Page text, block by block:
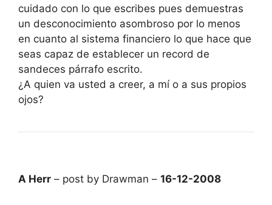
cuidado con lo que escribes pues demuestras
un desconocimiento asombroso por lo menos
en cuanto al sistema financiero lo que hace que
seas capaz de establecer un record de
sandeces párrafo escrito.
¿A quien va usted a creer, a mí o a sus propios
ojos?
A Herr – post by Drawman – 16-12-2008